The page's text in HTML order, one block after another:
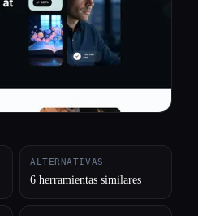
ALTERNATIVAS
6 herramientas similares